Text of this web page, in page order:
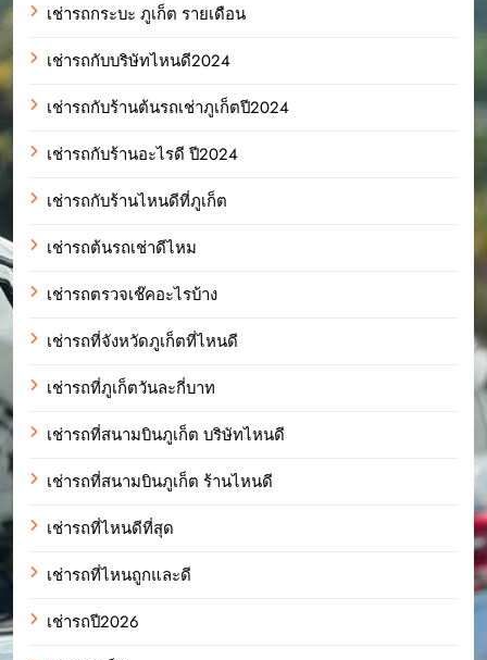
เช่ารถกระบะ ภูเก็ต รายเดือน
เช่ารถกับบริษัทไหนดี2024
เช่ารถกับร้านต้นรถเช่าภูเก็ตปี2024
เช่ารถกับร้านอะไรดี ปี2024
เช่ารถกับร้านไหนดีที่ภูเก็ต
เช่ารถต้นรถเช่าดีไหม
เช่ารถตรวจเช๊คอะไรบ้าง
เช่ารถที่จังหวัดภูเก็ตที่ไหนดี
เช่ารถที่ภูเก็ตวันละกี่บาท
เช่ารถที่สนามบินภูเก็ต บริษัทไหนดี
เช่ารถที่สนามบินภูเก็ต ร้านไหนดี
เช่ารถที่ไหนดีที่สุด
เช่ารถที่ไหนถูกและดี
เช่ารถปี2026